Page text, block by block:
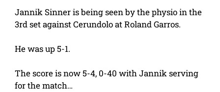
Jannik Sinner is being seen by the physio in the
3rd set against Cerundolo at Roland Garros.
He was up 5-1.
The score is now 5-4, 0-40 with Jannik serving
for the match…